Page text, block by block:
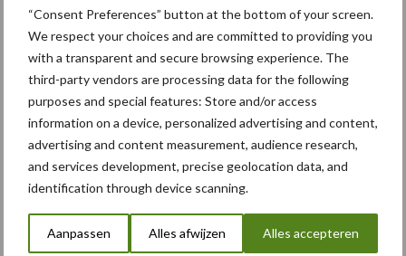
“Consent Preferences” button at the bottom of your screen.
We respect your choices and are committed to providing you
with a transparent and secure browsing experience. The
third-party vendors are processing data for the following
purposes and special features: Store and/or access
information on a device, personalized advertising and content,
advertising and content measurement, audience research,
and services development, precise geolocation data, and
identification through device scanning.
Aanpassen Alles afwijzen Alles accepteren
gewild doelwit criminelen
“Hoge verwachtingen van
schijven voor kouters”
Albourgh Tyres breidt uit
naar nieuwe